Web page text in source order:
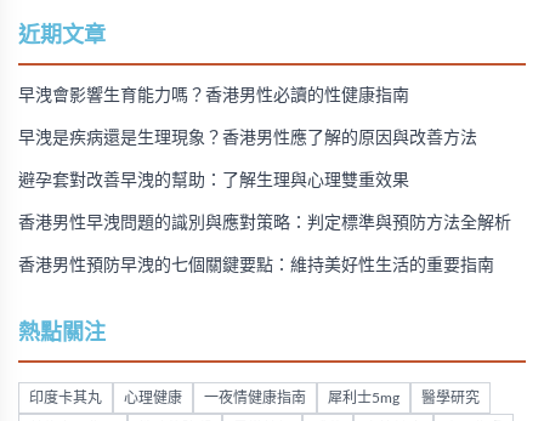
近期文章
早洩會影響生育能力嗎？香港男性必讀的性健康指南
早洩是疾病還是生理現象？香港男性應了解的原因與改善方法
避孕套對改善早洩的幫助：了解生理與心理雙重效果
香港男性早洩問題的識別與應對策略：判定標準與預防方法全解析
香港男性預防早洩的七個關鍵要點：維持美好性生活的重要指南
熱點關注
印度卡其丸 心理健康 一夜情健康指南 犀利士5mg 醫學研究